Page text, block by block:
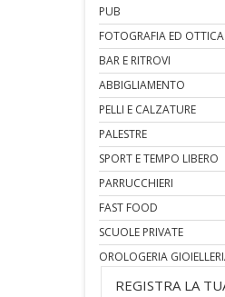
PUB
FOTOGRAFIA ED OTTICA
BAR E RITROVI
ABBIGLIAMENTO
PELLI E CALZATURE
PALESTRE
SPORT E TEMPO LIBERO
PARRUCCHIERI
FAST FOOD
SCUOLE PRIVATE
OROLOGERIA
REGISTRA LA